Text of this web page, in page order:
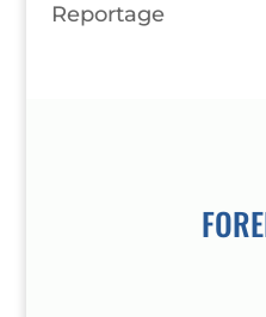
Reportage